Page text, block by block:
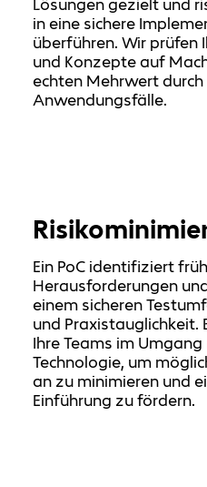
Lösungen gezielt und
in eine sichere
überführen. Wir prüfen
und Konzepte auf
echten Mehrwert
Anwendungsfälle.
Ein PoC identifiziert
Herausforderungen
einem sicheren
und Praxistauglichkeit.
Ihre Teams im
Technologie, um
an zu minimieren und
Einführung zu fördern.